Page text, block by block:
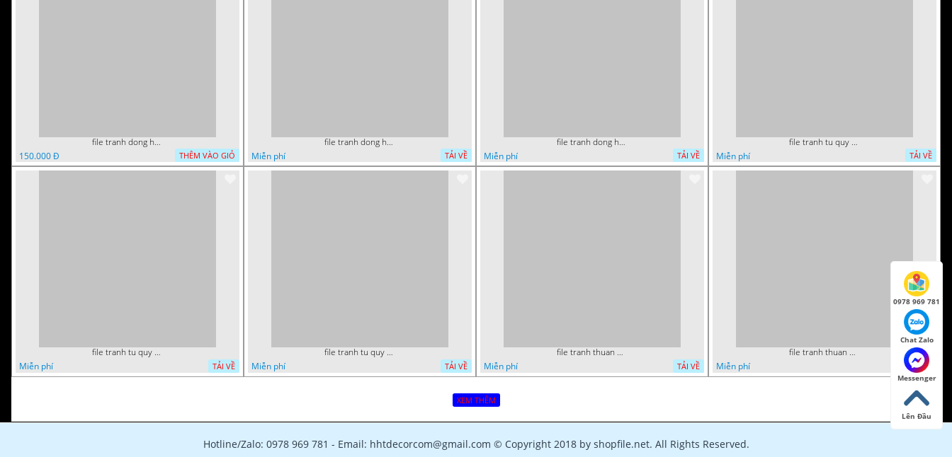
file tranh dong ho thu phap tri an cong on cha me to tien gia dinh 072026 09
150.000 Đ
THÊM VÀO GIỎ
file tranh dong ho tai loc tet cay kim tien phuc loc tho than tai di lac 072026 93
Miễn phí
TẢI VỀ
file tranh dong ho tai loc tet cay kim tien phuc loc tho than tai di lac 072026 70
Miễn phí
TẢI VỀ
file tranh tu quy tung hac dai bang ho rong phuong 082026 37
Miễn phí
TẢI VỀ
file tranh tu quy tung hac dai bang ho rong phuong 082026 21
Miễn phí
TẢI VỀ
file tranh tu quy tung hac dai bang ho rong phuong 082026 15
Miễn phí
TẢI VỀ
file tranh thuan buom xuoi gio phong thuy 082026 22
Miễn phí
TẢI VỀ
file tranh thuan buom xuoi gio phong thuy 082026 06
Miễn phí
TẢI VỀ
XEM THÊM
Hotline/Zalo: 0978 969 781 - Email: hhtdecorcom@gmail.com © Copyright 2018 by shopfile.net. All Rights Reserved.
0978 969 781
Chat Zalo
Messenger
Lên Đầu